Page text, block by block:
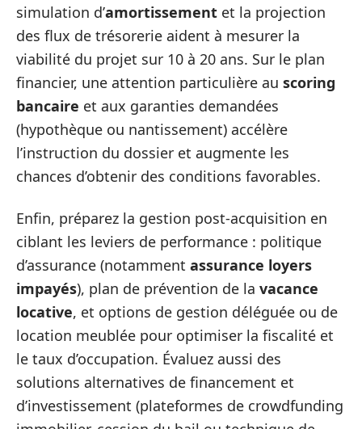
simulation d’amortissement et la projection
des flux de trésorerie aident à mesurer la
viabilité du projet sur 10 à 20 ans. Sur le plan
financier, une attention particulière au scoring
bancaire et aux garanties demandées
(hypothèque ou nantissement) accélère
l’instruction du dossier et augmente les
chances d’obtenir des conditions favorables.
Enfin, préparez la gestion post‑acquisition en
ciblant les leviers de performance : politique
d’assurance (notamment assurance loyers
impayés), plan de prévention de la vacance
locative, et options de gestion déléguée ou de
location meublée pour optimiser la fiscalité et
le taux d’occupation. Évaluez aussi des
solutions alternatives de financement et
d’investissement (plateformes de crowdfunding